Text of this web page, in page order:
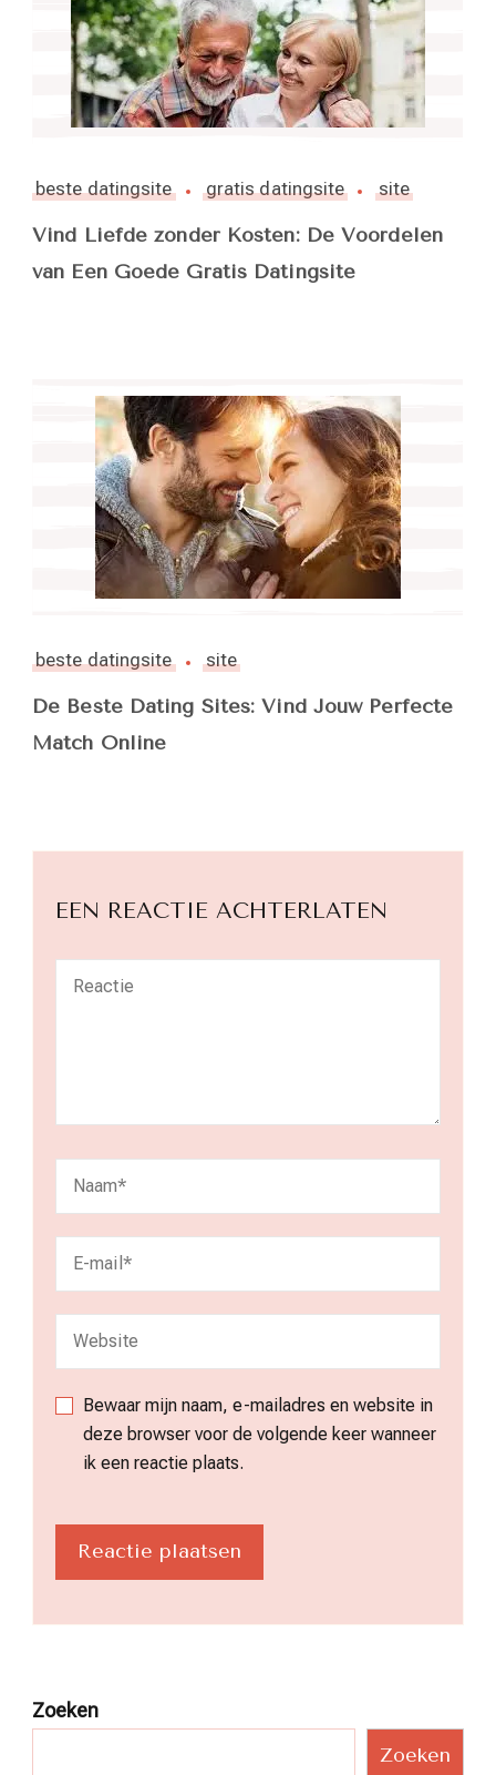
beste datingsite gratis datingsite site
Vind Liefde zonder Kosten: De Voordelen
van Een Goede Gratis Datingsite
beste datingsite site
De Beste Dating Sites: Vind Jouw Perfecte
Match Online
EEN REACTIE ACHTERLATEN
Bewaar mijn naam, e-mailadres en website in
deze browser voor de volgende keer wanneer
ik een reactie plaats.
Zoeken
Zoeken